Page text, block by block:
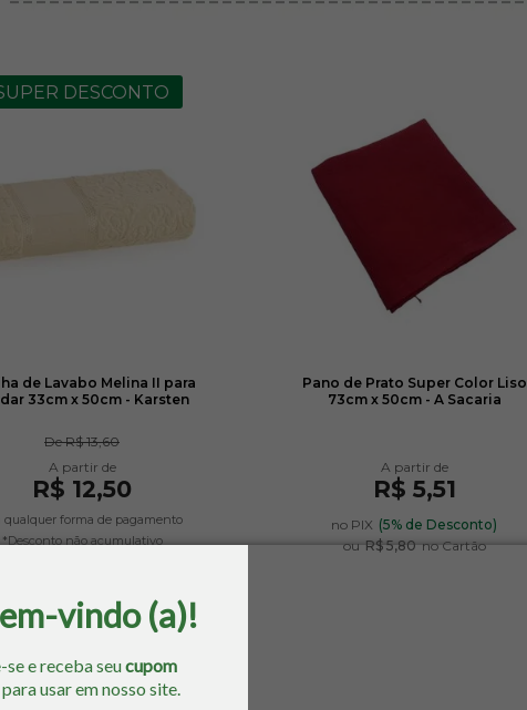
vindo (a)!
e receba seucupom
para usar em nosso site.
DESCONTO
de Lavabo Melina II para
33cm x 50cm - Karsten
DeR$ 13,60
R$ 12,50
qualquer forma de pagamento
*Desconto não acumulativo
Pano de Prato Super Color Liso
73cm x 50cm - A Sacaria
R$ 5,51
no PIX (5% de Desconto)
ou R$ 5,80 no Cartão